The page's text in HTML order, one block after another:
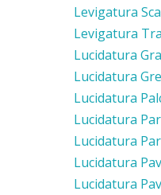
Levigatura
Levigatura
Lucidatura
Lucidatura
Lucidatura
Lucidatura
Lucidatura
Lucidatura
Lucidatura